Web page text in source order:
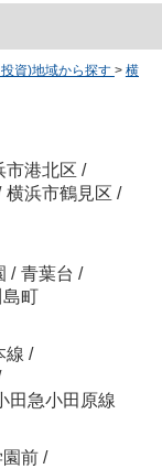
資)地域から探す > 横
市港北区 /
横浜市鶴見区 /
/ 青葉台 /
島町
線 /
田急小田原線
園前 /